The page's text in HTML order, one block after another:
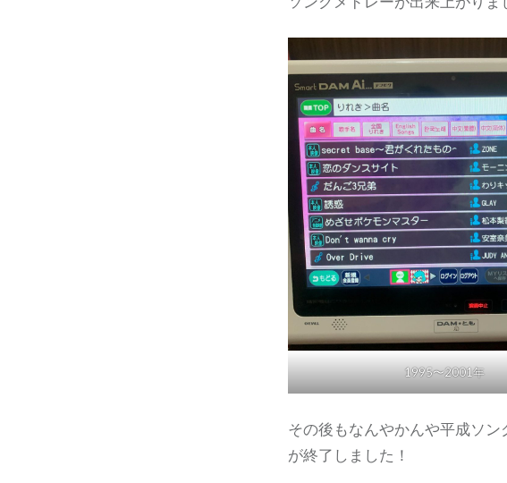
1995〜2001年
その後もなんやかんや平成ソ
が終了しました！